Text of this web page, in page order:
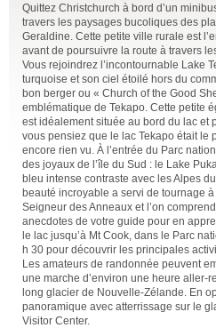
Quittez Christchurch à bord d’un
travers les paysages bucoliques des
Geraldine. Cette petite ville rurale est
avant de poursuivre la route à travers
Vous rejoindrez l’incontournable Lake
turquoise et son ciel étoilé hors du
bon berger ou « Church of the Good
emblématique de Tekapo. Cette petite
est idéalement située au bord du lac et
vous pensiez que le lac Tekapo était le
encore rien vu. À l’entrée du Parc
des joyaux de l’île du Sud : le Lake
bleu intense contraste avec les Alpes
beauté incroyable a servi de tournage
Seigneur des Anneaux et l’on
anecdotes de votre guide pour en
le lac jusqu’à Mt Cook, dans le Parc
h 30 pour découvrir les principales
Les amateurs de randonnée peuvent
une marche d’environ une heure aller-
long glacier de Nouvelle-Zélande. En
panoramique avec atterrissage sur le
Visitor Center.